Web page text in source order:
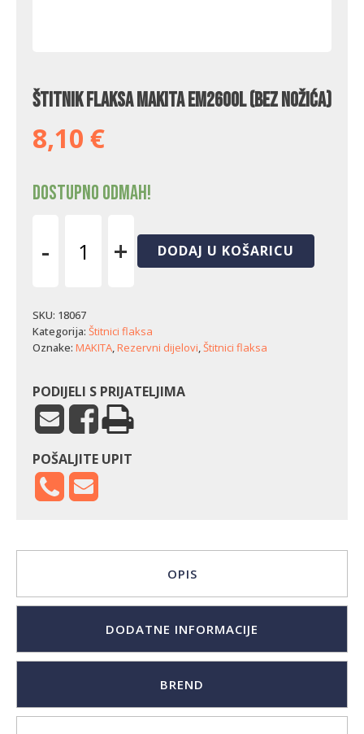
Štitnik flaksa Makita EM2600L (bez nožića)
8,10 €
Dostupno odmah!
-
EM2600L
(bez
nožića)
+ DODAJ U KOŠARICU
SKU: 18067
Kategorija: Štitnici flaksa
Oznake: MAKITA,Rezervni dijelovi,Štitnici flaksa
PODIJELI S PRIJATELJIMA
POŠALJITE UPIT
OPIS
DODATNE INFORMACIJE
BREND